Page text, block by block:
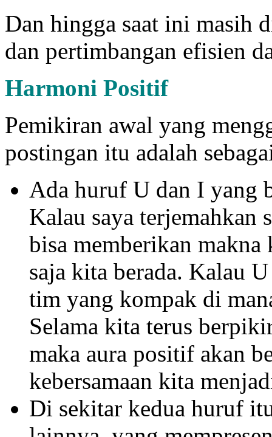
Dan hingga saat ini masih
dan pertimbangan efisien
Harmoni Positif
Pemikiran awal yang
postingan itu adalah
Ada huruf U dan I yang
Kalau saya terjemahkan
bisa memberikan makna
saja kita berada. Kalau
tim yang kompak di
Selama kita terus
maka aura positif akan
kebersamaan kita
Di sekitar kedua huruf